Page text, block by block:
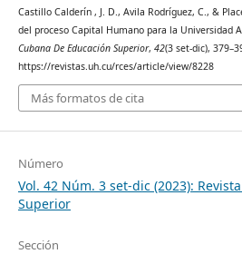
Castillo Calderín , J. D., Avila Rodríguez, C., &
del proceso Capital Humano para la Universidad
Cubana De Educación Superior, 42(3 set-dic),
https://revistas.uh.cu/rces/article/view/8228
Más formatos de cita
Número
Vol. 42 Núm. 3 set-dic (2023):
Superior
Sección